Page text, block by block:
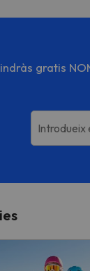
gratis
Introdueix